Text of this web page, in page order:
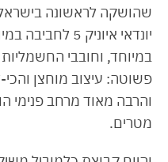
שהושקה לראשונה
יונדאי איוניק
במיוחד, וחובבי
פשוטה: עיצוב מוחצן
מטרים.